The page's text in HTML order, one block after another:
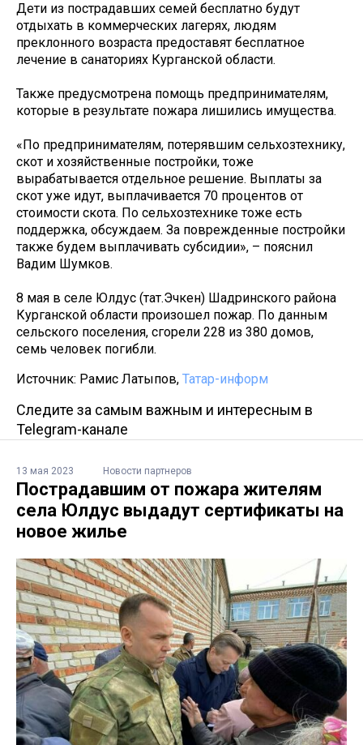
Дети из пострадавших семей бесплатно будут
отдыхать в коммерческих лагерях, людям
преклонного возраста предоставят бесплатное
лечение в санаториях Курганской области.
Также предусмотрена помощь предпринимателям,
которые в результате пожара лишились имущества.
«По предпринимателям, потерявшим сельхозтехнику,
скот и хозяйственные постройки, тоже
вырабатывается отдельное решение. Выплаты за
скот уже идут, выплачивается 70 процентов от
стоимости скота. По сельхозтехнике тоже есть
поддержка, обсуждаем. За поврежденные постройки
также будем выплачивать субсидии», – пояснил
Вадим Шумков.
8 мая в селе Юлдус (тат.Эчкен) Шадринского района
Курганской области произошел пожар. По данным
сельского поселения, сгорели 228 из 380 домов,
семь человек погибли.
Источник: Рамис Латыпов, Татар-информ
Следите за самым важным и интересным в
Telegram-канале
13 мая 2023 Новости партнеров
Пострадавшим от пожара жителям
села Юлдус выдадут сертификаты на
новое жилье